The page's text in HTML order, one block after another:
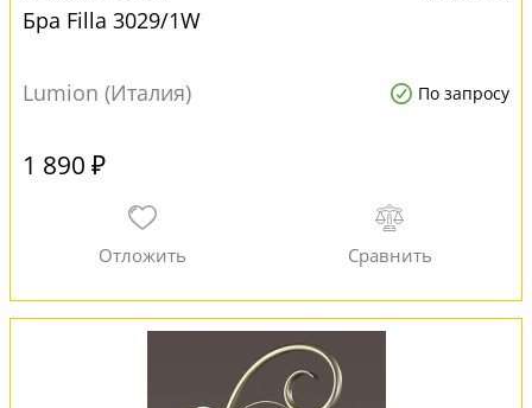
Бра Filla 3029/1W
Lumion (Италия) По запросу
1 890 ₽